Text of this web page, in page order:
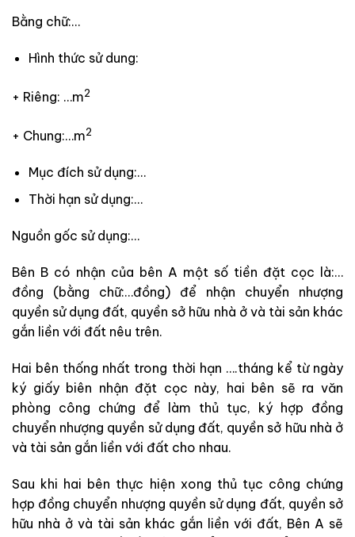
Bằng chữ:…
Hình thức sử dung:
+ Riêng: …m2
+ Chung:…m2
Mục đích sử dụng:…
Thời hạn sử dụng:…
Nguồn gốc sử dụng:…
Bên B có nhận của bên A một số tiền đặt cọc là:…
đồng (bằng chữ:…đồng) để nhận chuyển nhượng
quyền sử dụng đất, quyền sở hữu nhà ở và tài sản khác
gắn liền với đất nêu trên.
Hai bên thống nhất trong thời hạn ….tháng kể từ ngày
ký giấy biên nhận đặt cọc này, hai bên sẽ ra văn
phòng công chứng để làm thủ tục, ký hợp đồng
chuyển nhượng quyền sử dụng đất, quyền sở hữu nhà ở
và tài sản gắn liền với đất cho nhau.
Sau khi hai bên thực hiện xong thủ tục công chứng
hợp đồng chuyển nhượng quyền sử dụng đất, quyền sở
hữu nhà ở và tài sản khác gắn liền với đất, Bên A sẽ